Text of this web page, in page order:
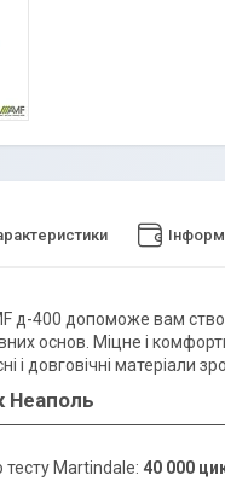
д-400 допоможе вам
основ. Міцне і
і довговічні матеріали
Неаполь
тесту Martindale: 40 000